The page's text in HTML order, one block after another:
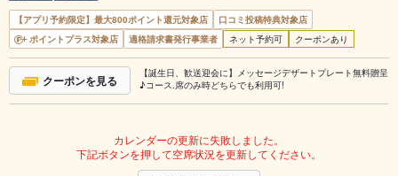
【アプリ予約限定】最大800ポイント還元対象店
口コミ投稿特典対象店
ポイントプラス対象店
適格請求書発行事業者 ネット予約可 クーポンあり
クーポンを見る
【誕生日、歓送迎会に】メッセージデザートプレート無料贈呈
♪コース.席のみ時どちらでも利用可!
カレンダーの更新に失敗しました。
下記ボタンを押して空席状況を更新してください。